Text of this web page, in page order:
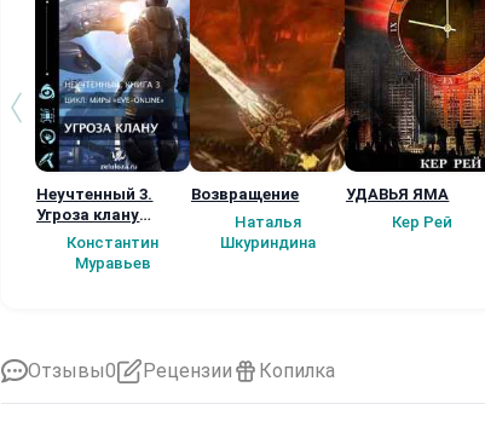
Неучтенный 3.
Угроза клану
(Альтернативное
продолжение)
Константин
Муравьев
Возвращение
Наталья
Шкуриндина
УДАВЬЯ ЯМА
Кер Рей
Отзывы0 Рецензии Копилка